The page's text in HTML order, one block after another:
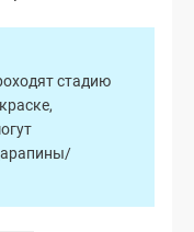
стадию